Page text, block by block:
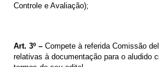
Controle e Avaliação);
Art. 3º – Compete à referida Comissão
relativas à documentação para o aludido